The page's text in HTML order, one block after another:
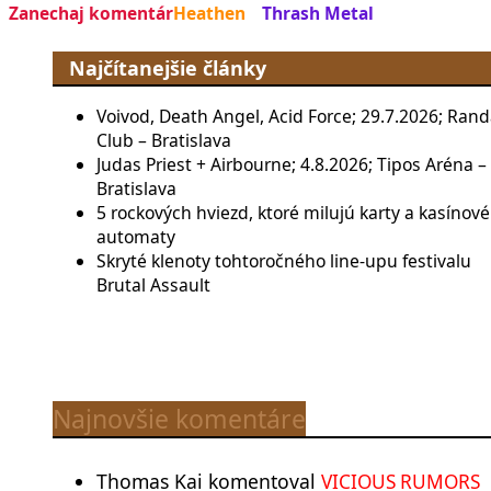
Zanechaj komentárHeathen Thrash Metal
Najčítanejšie články
Voivod, Death Angel, Acid Force; 29.7.2026;
Club – Bratislava
Judas Priest + Airbourne; 4.8.2026; Tipos Aréna –
Bratislava
5 rockových hviezd, ktoré milujú karty a kasínové
automaty
Skryté klenoty tohtoročného line-upu festivalu
Brutal Assault
Najnovšie komentáre
Thomas Kai komentoval VICIOUS RUMORS